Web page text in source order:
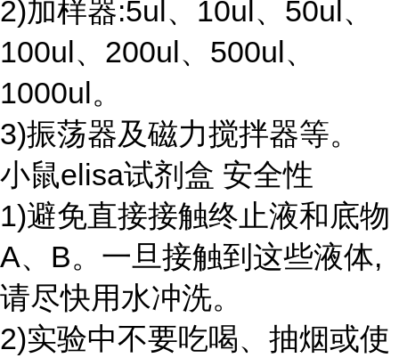
2)加样器:5ul、10ul、50ul、
100ul、200ul、500ul、
1000ul。
3)振荡器及磁力搅拌器等。
小鼠elisa试剂盒 安全性
1)避免直接接触终止液和底物
A、B。一旦接触到这些液体,
请尽快用水冲洗。
2)实验中不要吃喝、抽烟或使